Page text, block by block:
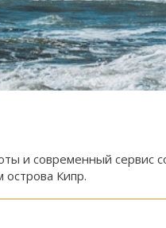
и современный
Кипр.